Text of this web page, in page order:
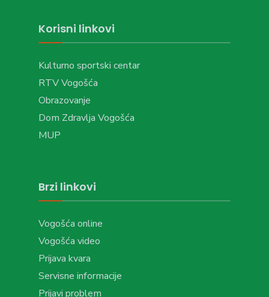
Korisni linkovi
Kulturno sportski centar
RTV Vogošća
Obrazovanje
Dom Zdravlja Vogošća
MUP
Brzi linkovi
Vogošća online
Vogošća video
Prijava kvara
Servisne informacije
Prijavi problem